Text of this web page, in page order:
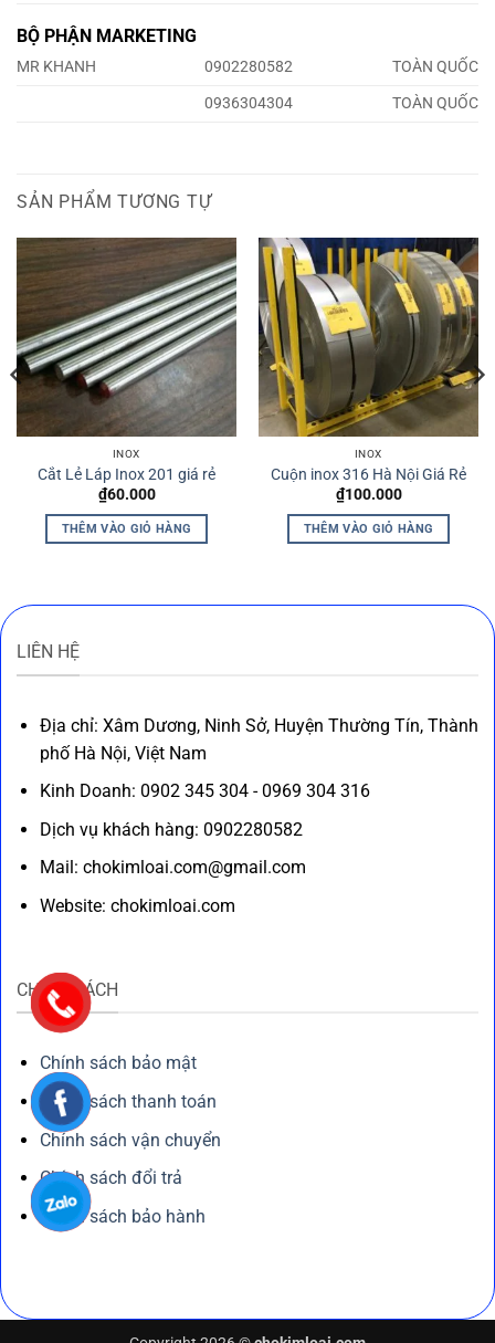
BỘ PHẬN MARKETING
MR KHANH 0902280582
TOÀN QUỐC
0936304304
TOÀN QUỐC
SẢN PHẨM TƯƠNG TỰ
INOX
Cắt Lẻ Láp Inox 201 giá rẻ
₫60.000
THÊM VÀO GIỎ HÀNG
INOX
Cuộn inox 316 Hà Nội Giá Rẻ
₫100.000
THÊM VÀO GIỎ HÀNG
LIÊN HỆ
Địa chỉ: Xâm Dương, Ninh Sở, Huyện Thường Tín, Thành
phố Hà Nội, Việt Nam
Kinh Doanh: 0902 345 304 - 0969 304 316
Dịch vụ khách hàng: 0902280582
Mail: chokimloai.com@gmail.com
Website: chokimloai.com
CHÍNH SÁCH
Chính sách bảo mật
Chính sách thanh toán
Chính sách vận chuyển
Chính sách đổi trả
Chính sách bảo hành